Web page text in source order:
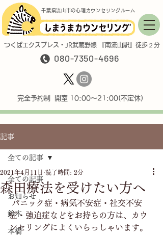
完全予約制 開室 10:00〜21:00(不定休)
080-7350-4696
千葉県流山市の心理カウンセリングルーム
つくばエクスプレス・JR武蔵野線 『南流山駅』徒歩２分
記事
全ての記事
お知らせ
鈴木
本橋
全ての記事
森田療法を受けたい方へ
2021年4月11日 読了時間: 2分
症・強迫症などをお持ちの方は、カウ
ンセリングによくいらっしゃいます。